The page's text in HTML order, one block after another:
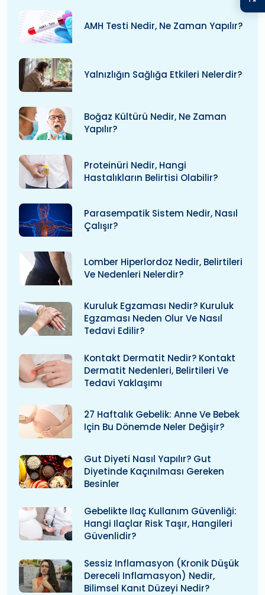
AMH Testi Nedir, Ne Zaman Yapılır?
Yalnızlığın Sağlığa Etkileri Nelerdir?
Boğaz Kültürü Nedir, Ne Zaman
Yapılır?
Proteinüri Nedir, Hangi
Hastalıkların Belirtisi Olabilir?
Parasempatik Sistem Nedir, Nasıl
Çalışır?
Lomber Hiperlordoz Nedir, Belirtileri
Ve Nedenleri Nelerdir?
Kuruluk Egzaması Nedir? Kuruluk
Egzaması Neden Olur Ve Nasıl
Tedavi Edilir?
Kontakt Dermatit Nedir? Kontakt
Dermatit Nedenleri, Belirtileri Ve
Tedavi Yaklaşımı
27 Haftalık Gebelik: Anne Ve Bebek
Için Bu Dönemde Neler Değişir?
Gut Diyeti Nasıl Yapılır? Gut
Diyetinde Kaçınılması Gereken
Besinler
Gebelikte Ilaç Kullanım Güvenliği:
Hangi Ilaçlar Risk Taşır, Hangileri
Güvenlidir?
Sessiz Inflamasyon (kronik Düşük
Dereceli Inflamasyon) Nedir,
Bilimsel Kanıt Düzeyi Nedir?